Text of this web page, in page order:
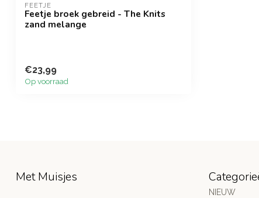
FEETJE
Feetje broek gebreid - The Knits
zand melange
€23,99
Op voorraad
Met Muisjes
NIEUW